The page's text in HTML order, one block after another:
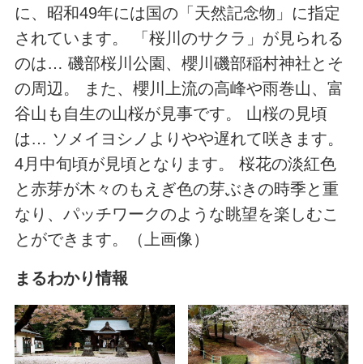
に、昭和49年には国の「天然記念物」に指定
されています。 「桜川のサクラ」が見られる
のは… 磯部桜川公園、櫻川磯部稲村神社とそ
の周辺。 また、櫻川上流の高峰や雨巻山、富
谷山も自生の山桜が見事です。 山桜の見頃
は… ソメイヨシノよりやや遅れて咲きます。
4月中旬頃が見頃となります。 桜花の淡紅色
と赤芽が木々のもえぎ色の芽ぶきの時季と重
なり、パッチワークのような眺望を楽しむこ
とができます。（上画像）
まるわかり情報